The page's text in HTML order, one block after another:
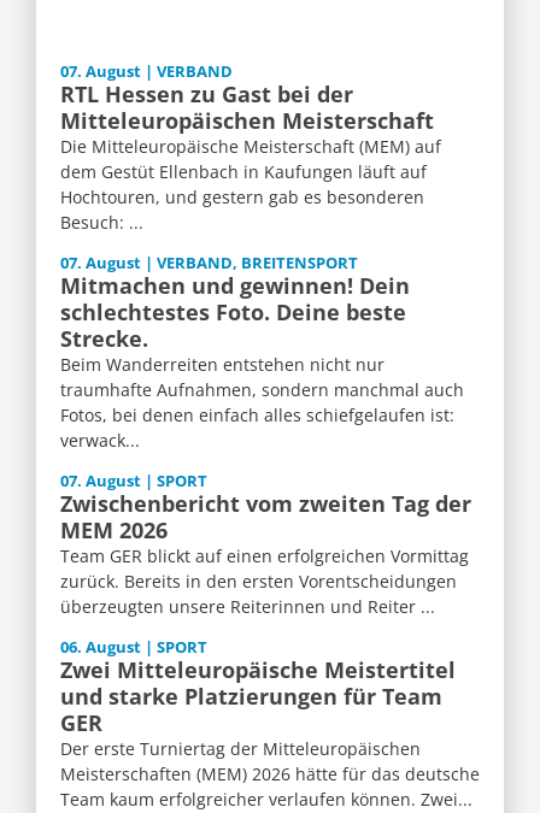
07. August | VERBAND
RTL Hessen zu Gast bei der
Mitteleuropäischen Meisterschaft
Die Mitteleuropäische Meisterschaft (MEM) auf
dem Gestüt Ellenbach in Kaufungen läuft auf
Hochtouren, und gestern gab es besonderen
Besuch: ...
07. August | VERBAND, BREITENSPORT
Mitmachen und gewinnen! Dein
schlechtestes Foto. Deine beste
Strecke.
Beim Wanderreiten entstehen nicht nur
traumhafte Aufnahmen, sondern manchmal auch
Fotos, bei denen einfach alles schiefgelaufen ist:
verwack...
07. August | SPORT
Zwischenbericht vom zweiten Tag der
MEM 2026
Team GER blickt auf einen erfolgreichen Vormittag
zurück. Bereits in den ersten Vorentscheidungen
überzeugten unsere Reiterinnen und Reiter ...
06. August | SPORT
Zwei Mitteleuropäische Meistertitel
und starke Platzierungen für Team
GER
Der erste Turniertag der Mitteleuropäischen
Meisterschaften (MEM) 2026 hätte für das deutsche
Team kaum erfolgreicher verlaufen können. Zwei...